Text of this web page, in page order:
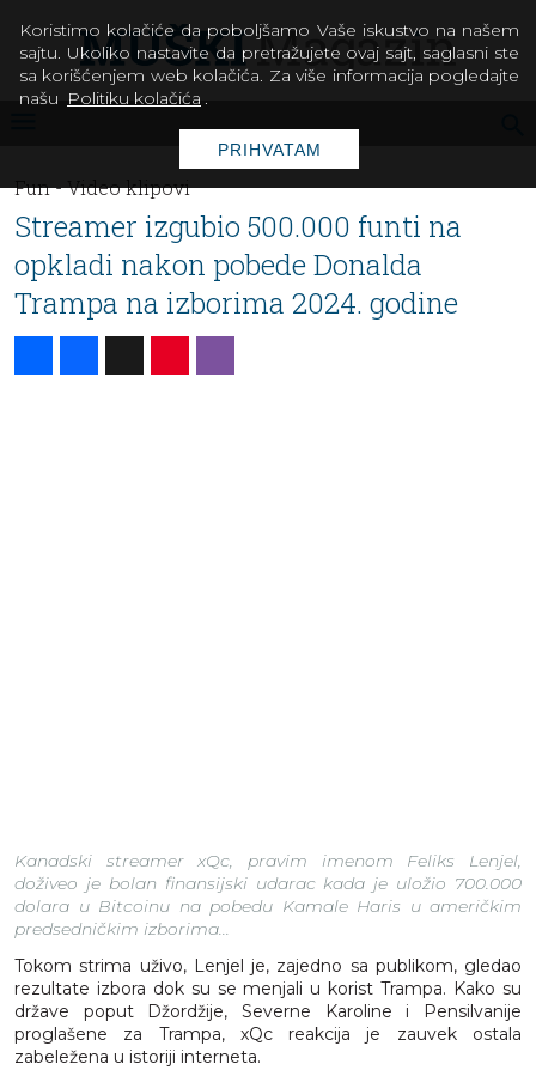
Fun -Video klipovi
Streamer izgubio 500.000 funti na
opkladi nakon pobede Donalda
Trampa na izborima 2024. godine
Kanadski streamer xQc, pravim imenom Feliks Lenjel,
doživeo je bolan finansijski udarac kada je uložio 700.000
dolara u Bitcoinu na pobedu Kamale Haris u američkim
predsedničkim izborima...
Tokom strima uživo, Lenjel je, zajedno sa publikom, gledao
rezultate izbora dok su se menjali u korist Trampa. Kako su
države poput Džordžije, Severne Karoline i Pensilvanije
proglašene za Trampa, xQc reakcija je zauvek ostala
zabeležena u istoriji interneta.
Koristimo kolačiće da poboljšamo Vaše iskustvo na našem
sajtu. Ukoliko nastavite da pretražujete ovaj sajt, saglasni ste
sa korišćenjem web kolačića. Za više informacija pogledajte
našu Politiku kolačića .
PRIHVATAM